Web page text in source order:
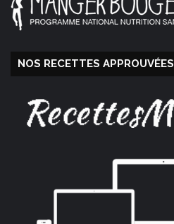
NOS RECETTES APPROUVÉES